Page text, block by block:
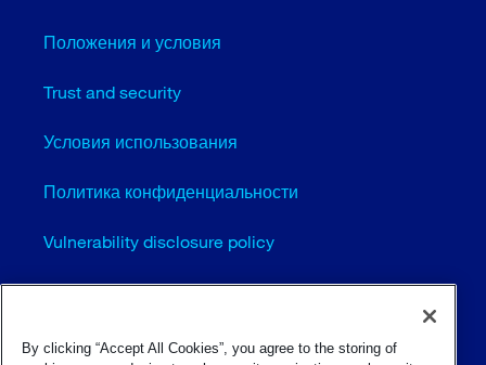
Положения и условия
Trust and security
Условия использования
Политика конфиденциальности
Vulnerability disclosure policy
Cookie settings (EN)
Карта сайта
By clicking “Accept All Cookies”, you agree to the storing of